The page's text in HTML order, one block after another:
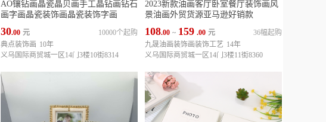
AO镶钻画晶瓷晶贝画手工晶钻画钻石
画字画晶瓷装饰画晶瓷装饰字画
30.00 元
10000个起购
典点装饰画 10年
义乌国际商贸城一区14门3楼10街8314
2023新款油画客厅卧室餐厅装饰画风
景油画外贸货源亚马逊好销款
108.00 ~ 159 .00 元
36幅起购
九晟油画装饰画装饰工艺 14年
义乌国际商贸城一区14门3楼11街8360